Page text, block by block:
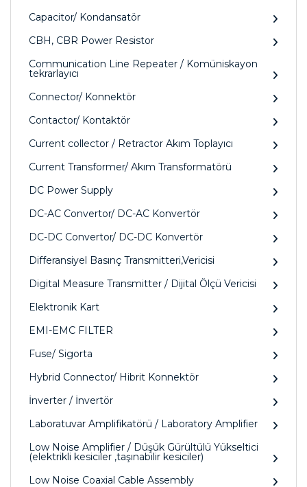
Capacitor/ Kondansatör
CBH, CBR Power Resistor
Communication Line Repeater / Komüniskayon
tekrarlayıcı
Connector/ Konnektör
Contactor/ Kontaktör
Current collector / Retractor Akım Toplayıcı
Current Transformer/ Akım Transformatörü
DC Power Supply
DC-AC Convertor/ DC-AC Konvertör
DC-DC Convertor/ DC-DC Konvertör
Differansiyel Basınç Transmitteri,Vericisi
Digital Measure Transmitter / Dijital Ölçü Vericisi
Elektronik Kart
EMI-EMC FILTER
Fuse/ Sigorta
Hybrid Connector/ Hibrit Konnektör
İnverter / İnvertör
Laboratuvar Amplifikatörü / Laboratory Amplifier
Low Noise Amplifier / Düşük Gürültülü Yükseltici
(elektrikli kesiciler ,taşınabilir kesiciler)
Low Noise Coaxial Cable Assembly